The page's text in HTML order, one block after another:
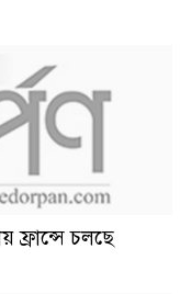
ফ্রান্সে চলছে